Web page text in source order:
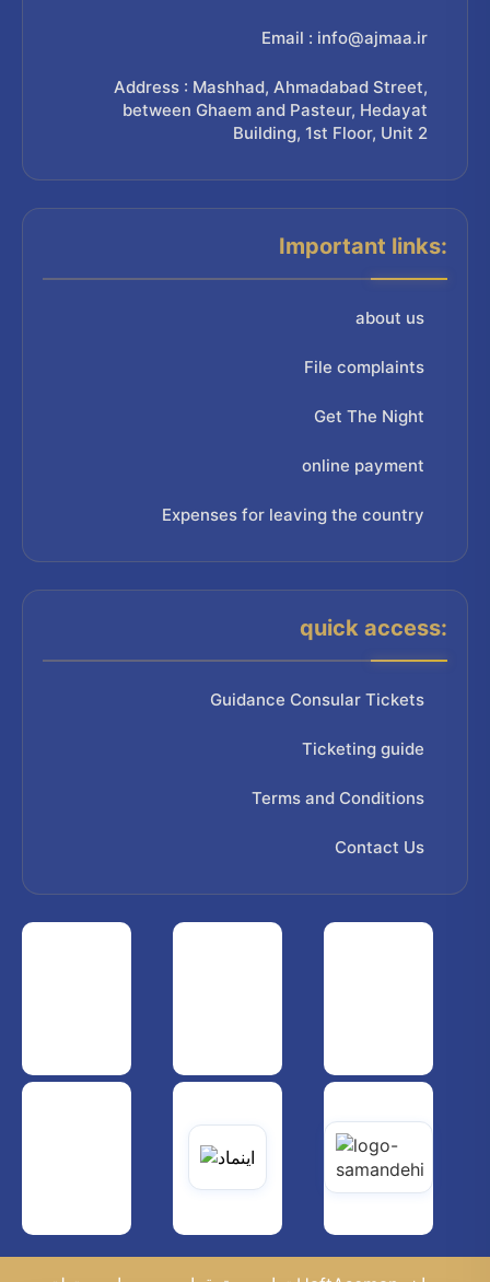
Email : info@ajmaa.ir
Address : Mashhad, Ahmadabad Street,
between Ghaem and Pasteur, Hedayat
Building, 1st Floor, Unit 2
Important links:
about us
File complaints
Get The Night
online payment
Expenses for leaving the country
quick access:
Guidance Consular Tickets
Ticketing guide
Terms and Conditions
Contact Us